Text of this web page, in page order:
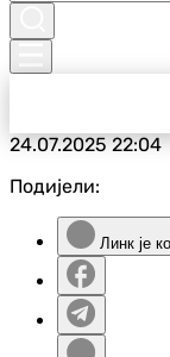
24.07.202522:04
Подијели:
Линк је